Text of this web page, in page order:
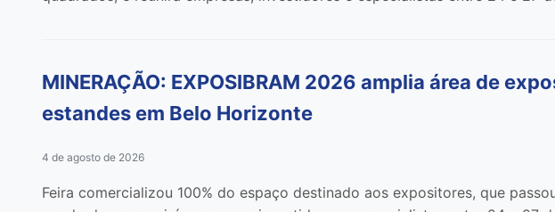
MINERAÇÃO: EXPOSIBRAM 2026 amplia área de
estandes em Belo Horizonte
4 de agosto de 2026
Feira comercializou 100% do espaço destinado aos expositores, que